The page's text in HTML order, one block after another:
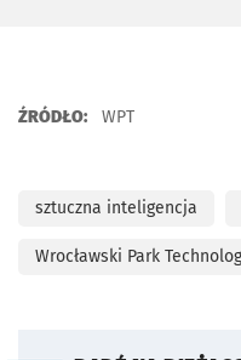
ŹRÓDŁO: WPT
sztuczna inteligencja
Wrocławski Park